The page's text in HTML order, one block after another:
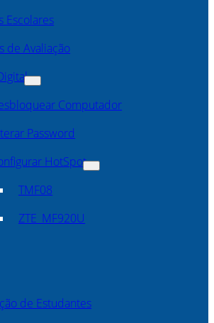
Escolares
de Avaliação
Computador
Password
HotSpot
TMF08
ZTE_MF920U
de Estudantes